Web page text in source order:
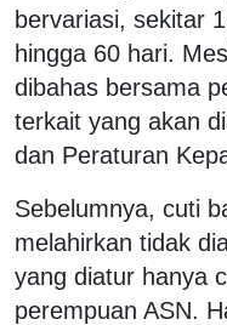
bervariasi, sekitar
hingga 60 hari.
dibahas bersama
terkait yang akan
dan Peraturan
Sebelumnya, cuti
melahirkan tidak
yang diatur hanya
perempuan ASN.